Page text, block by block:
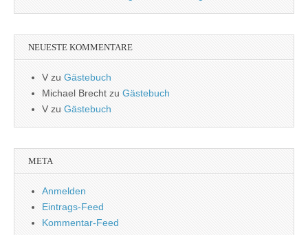
NEUESTE KOMMENTARE
V zu Gästebuch
Michael Brecht zu Gästebuch
Vzu Gästebuch
META
Anmelden
Eintrags-Feed
Kommentar-Feed